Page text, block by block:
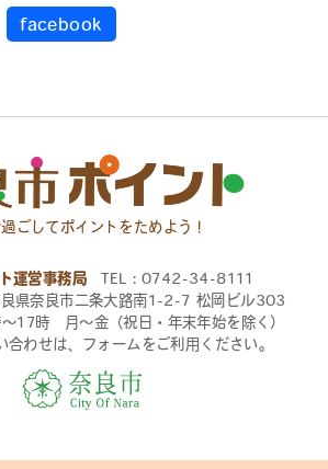
facebook
ごしてポイントをためよう！
運営事務局 TEL：0742-34-8111
奈良市二条大路南1-2-7 松岡ビル303
〜17時 月〜金（祝日・年末年始を除く）
合わせは、フォームをご利用ください。